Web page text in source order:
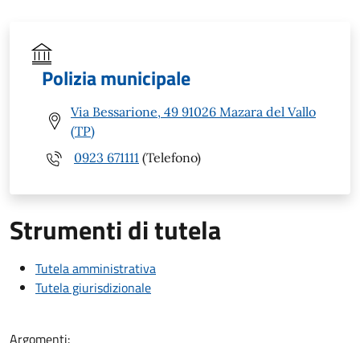
Polizia municipale
Via Bessarione, 49 91026 Mazara del Vallo
(TP)
0923 671111 (Telefono)
Strumenti di tutela
Tutela amministrativa
Tutela giurisdizionale
Argomenti: